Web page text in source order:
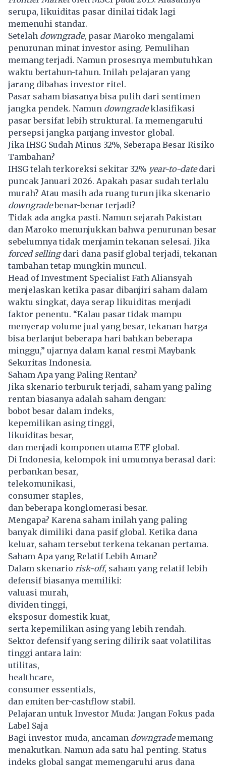
serupa, likuiditas pasar dinilai tidak lagi
memenuhi standar.
Setelah downgrade, pasar Maroko mengalami
penurunan minat investor asing. Pemulihan
memang terjadi. Namun prosesnya membutuhkan
waktu bertahun-tahun. Inilah pelajaran yang
jarang dibahas investor ritel.
Pasar saham biasanya bisa pulih dari sentimen
jangka pendek. Namun downgradeklasifikasi
pasar bersifat lebih struktural. Ia memengaruhi
persepsi jangka panjang investor global.
Jika IHSG Sudah Minus 32%, Seberapa Besar Risiko
Tambahan?
IHSG telah terkoreksi sekitar 32% year-to-datedari
puncak Januari 2026. Apakah pasar sudah terlalu
murah? Atau masih ada ruang turun jika skenario
downgradebenar-benar terjadi?
Tidak ada angka pasti. Namun sejarah Pakistan
dan Maroko menunjukkan bahwa penurunan besar
sebelumnya tidak menjamin tekanan selesai. Jika
forced sellingdari dana pasif global terjadi, tekanan
tambahan tetap mungkin muncul.
Head of Investment Specialist Fath Aliansyah
menjelaskan ketika pasar dibanjiri saham dalam
waktu singkat, daya serap likuiditas menjadi
faktor penentu. “Kalau pasar tidak mampu
menyerap volume jual yang besar, tekanan harga
bisa berlanjut beberapa hari bahkan beberapa
minggu,” ujarnya dalam kanal resmi Maybank
Sekuritas Indonesia.
Saham Apa yang Paling Rentan?
Jika skenario terburuk terjadi, saham yang paling
rentan biasanya adalah saham dengan:
bobot besar dalam indeks,
kepemilikan asing tinggi,
likuiditas besar,
dan menjadi komponen utama ETF global.
Di Indonesia, kelompok ini umumnya berasal dari:
perbankan besar,
telekomunikasi,
consumer staples,
dan beberapa konglomerasi besar.
Mengapa? Karena saham inilah yang paling
banyak dimiliki dana pasif global. Ketika dana
keluar, saham tersebut terkena tekanan pertama.
Saham Apa yang Relatif Lebih Aman?
Dalam skenario risk-off, saham yang relatif lebih
defensif biasanya memiliki:
valuasi murah,
dividen tinggi,
eksposur domestik kuat,
serta kepemilikan asing yang lebih rendah.
Sektor defensif yang sering dilirik saat volatilitas
tinggi antara lain:
utilitas,
healthcare,
consumer essentials,
dan emiten ber-cashflow stabil.
Pelajaran untuk Investor Muda: Jangan Fokus pada
Label Saja
Bagi investor muda, ancaman downgradememang
menakutkan. Namun ada satu hal penting. Status
indeks global sangat memengaruhi arus dana